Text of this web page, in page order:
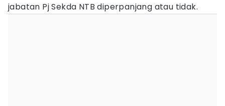
jabatan Pj Sekda NTB diperpanjang atau tidak.